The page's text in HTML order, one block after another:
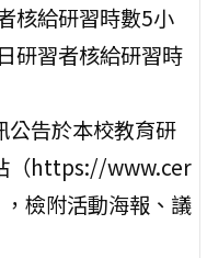
核給研習時數5小
研習者核給研習時
公告於本校教育研
（https://www.cer
檢附活動海報、議